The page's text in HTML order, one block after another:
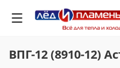
ВПГ-12 (8910-12)